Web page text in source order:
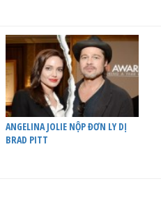
ANGELINA JOLIE NỘP ĐƠN LY DỊ
BRAD PITT